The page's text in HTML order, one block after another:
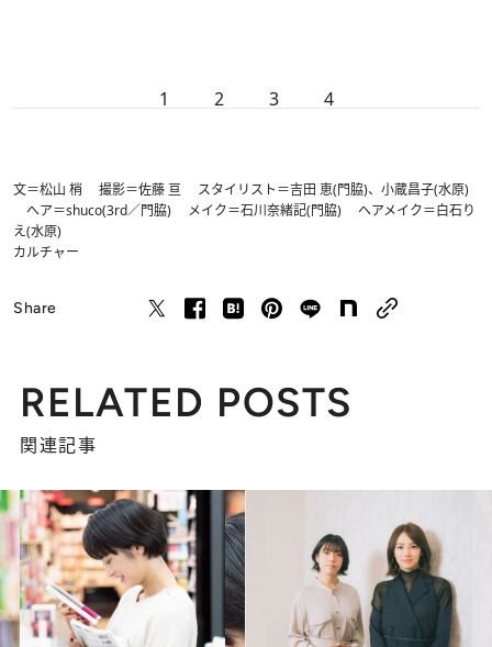
1 2 3 4
文＝松山 梢 撮影＝佐藤 亘 スタイリスト＝吉田 恵(門脇)、小蔵昌子(水原)
へア＝shuco(3rd／門脇) メイク＝石川奈緒記(門脇) ヘアメイク＝白石り
え(水原)
カルチャー
Share
RELATED POSTS
関連記事